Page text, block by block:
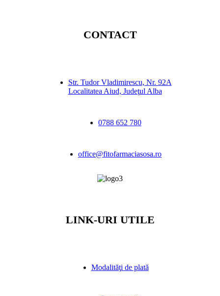
CONTACT
Str. Tudor Vladimirescu, Nr. 92A
Localitatea Aiud, Judeţul Alba
0788 652 780
office@fitofarmaciasosa.ro
LINK-URI UTILE
Modalităţi de plată